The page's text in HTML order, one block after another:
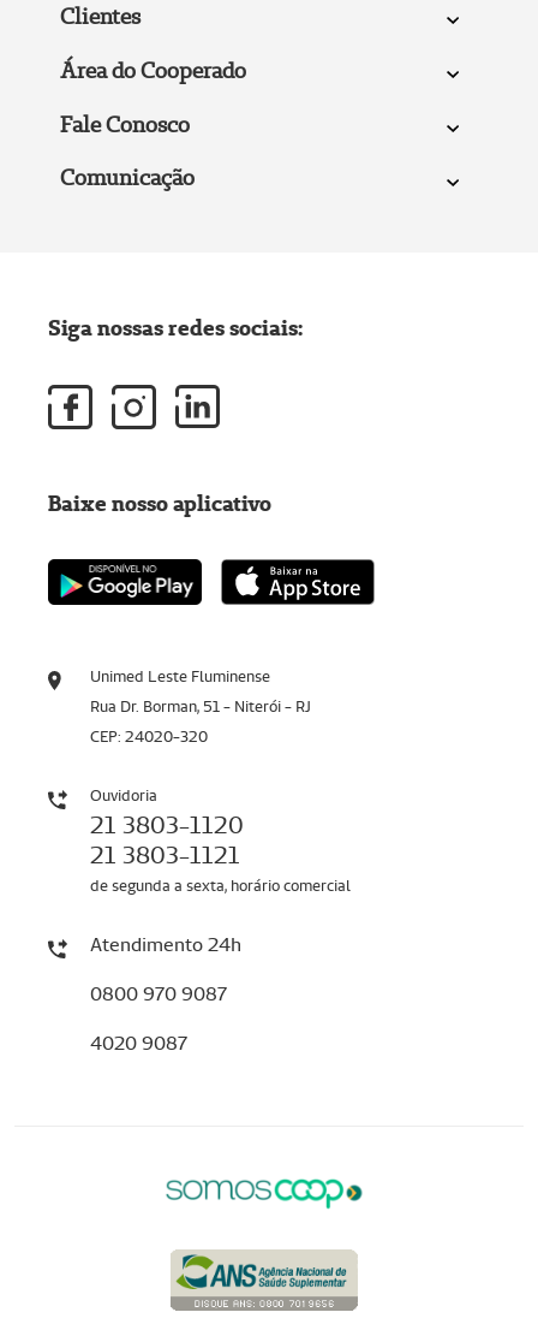
Clientes
Área do Cooperado
Fale Conosco
Comunicação
Unimed Leste Fluminense
Rua Dr. Borman, 51 - Niterói - RJ
CEP: 24020-320
Ouvidoria
21 3803-1120
21 3803-1121
de segunda a sexta, horário comercial
Atendimento 24h
0800 970 9087
4020 9087
Siga nossas redes sociais:
Baixe nosso aplicativo